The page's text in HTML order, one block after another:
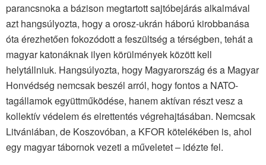
parancsnoka a bázison megtartott sajtóbejárás alkalmával
azt hangsúlyozta, hogy a orosz-ukrán háború kirobbanása
óta érezhetően fokozódott a feszültség a térségben, tehát a
magyar katonáknak ilyen körülmények között kell
helytállniuk. Hangsúlyozta, hogy Magyarország és a Magyar
Honvédség nemcsak beszél arról, hogy fontos a NATO-
tagállamok együttműködése, hanem aktívan részt vesz a
kollektív védelem és elrettentés végrehajtásában. Nemcsak
Litvániában, de Koszovóban, a KFOR kötelékében is, ahol
egy magyar tábornok vezeti a műveletet – idézte fel.